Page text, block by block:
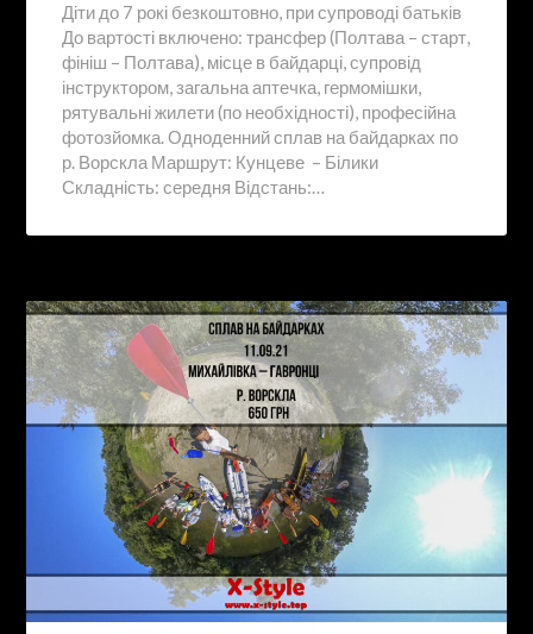
Діти до 7 рокі безкоштовно, при супроводі батьків
До вартості включено: трансфер (Полтава – старт,
фініш – Полтава), місце в байдарці, супровід
інструктором, загальна аптечка, гермомішки,
рятувальні жилети (по необхідності), професійна
фотозйомка. Одноденний сплав на байдарках по
р. Ворскла Маршрут: Кунцеве – Білики
Складність: середня Відстань:…